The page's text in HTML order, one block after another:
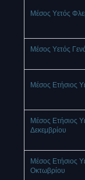
Μέσος Υετός
Μέσος Υετός
Μέσος Ετήσιος
Μέσος Ετήσιος
Δεκεμβρίου
Μέσος Ετήσιος
Οκτωβρίου